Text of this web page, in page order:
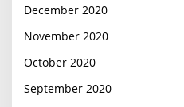
December 2020
November 2020
October 2020
September 2020